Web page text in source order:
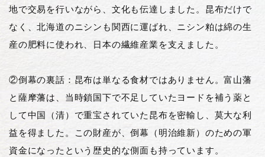
地で交易を行いながら、文化も伝達しました。昆布だけで
なく、北海道のニシンも関西に運ばれ、ニシン粕は綿の生
産の肥料に使われ、日本の繊維産業を支えました。
②倒幕の裏話：昆布は単なる食材ではありません。富山藩
と薩摩藩は、当時鎖国下で不足していたヨードを補う薬と
して中国（清）で重宝されていた昆布を密輸し、莫大な利
益を得ました。この財産が、倒幕（明治維新）のための軍
資金になったという歴史的な側面も持っています。